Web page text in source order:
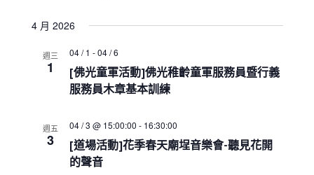
h
a
i
e
N
i
g
n
4 月 2026
週三
1
[佛光童軍活動]佛光稚齡童軍服務員暨行義
服務員木章基本訓練
04 / 1 -04 / 6
週五
3
[道場活動]花季春天廟埕音樂會-聽見花開
的聲音
04 / 3 @ 15:00:00 - 16:30:00